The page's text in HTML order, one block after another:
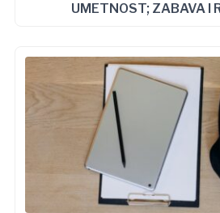
UMETNOST; ZABAVA I